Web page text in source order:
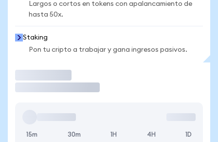
Largos o cortos en tokens con apalancamiento de
hasta 50x.
Staking
Pon tu cripto a trabajar y gana ingresos pasivos.
15m 30m 1H 4H 1D